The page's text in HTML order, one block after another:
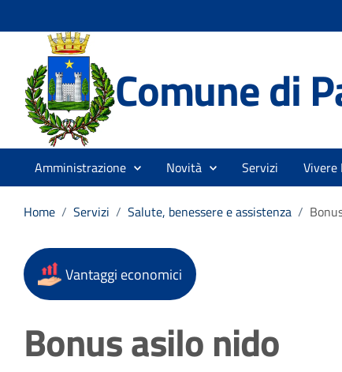
Comune di
Amministrazione Novità Servizi Vivere
Home / Servizi / Salute, benessere e assistenza /
Vantaggi economici
Bonus asilo nido